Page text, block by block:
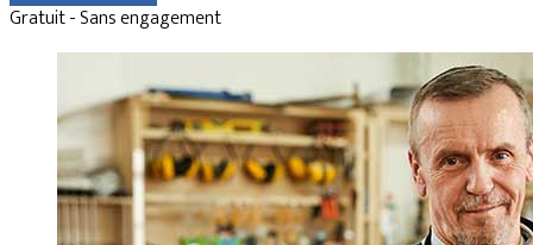
Gratuit - Sans engagement